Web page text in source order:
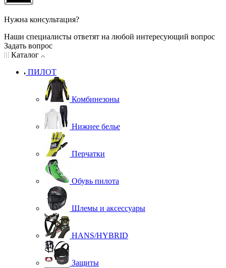
Нужна консультация?
Наши специалисты ответят на любой интересующий вопрос
Задать вопрос
Каталог
ПИЛОТ
Комбинезоны
Нижнее белье
Перчатки
Обувь пилота
Шлемы и аксессуары
HANS/HYBRID
Защиты